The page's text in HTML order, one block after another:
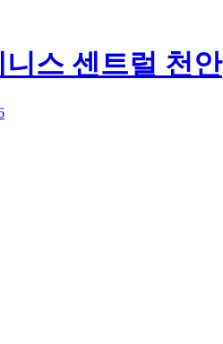
스 센트럴 천안